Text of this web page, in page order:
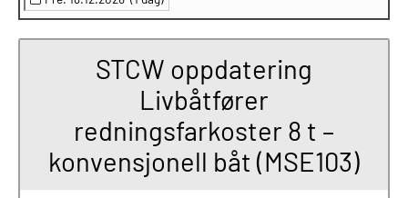
STCW oppdatering
Livbåtfører
redningsfarkoster 8 t –
konvensjonell båt (MSE103)